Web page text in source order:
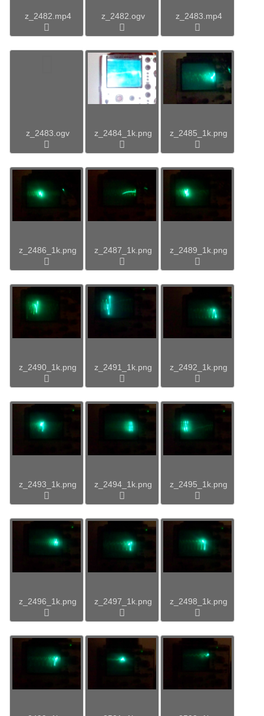
z_2482.mp4 z_2482.ogv z_2483.mp4
z_2483.ogv z_2484_1k.png z_2485_1k.png
z_2486_1k.png z_2487_1k.png z_2489_1k.png
z_2490_1k.png z_2491_1k.png z_2492_1k.png
z_2493_1k.png z_2494_1k.png z_2495_1k.png
z_2496_1k.png z_2497_1k.png z_2498_1k.png